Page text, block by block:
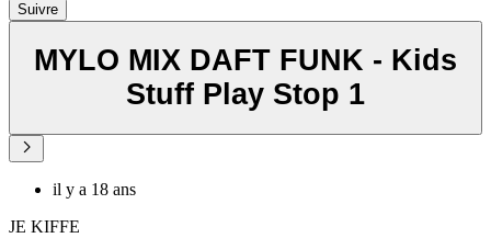
Suivre
MYLO MIX DAFT FUNK - Kids
Stuff Play Stop 1
il y a 18 ans
JE KIFFE